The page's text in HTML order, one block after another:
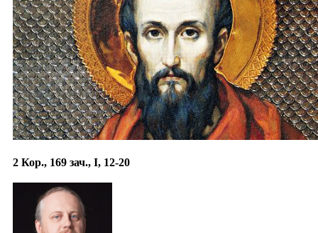
2 Кор., 169 зач., I, 12-20